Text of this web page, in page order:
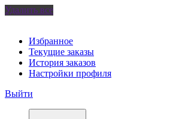
Удалить все
Избранное
Текущие заказы
История заказов
Настройки профиля
Выйти